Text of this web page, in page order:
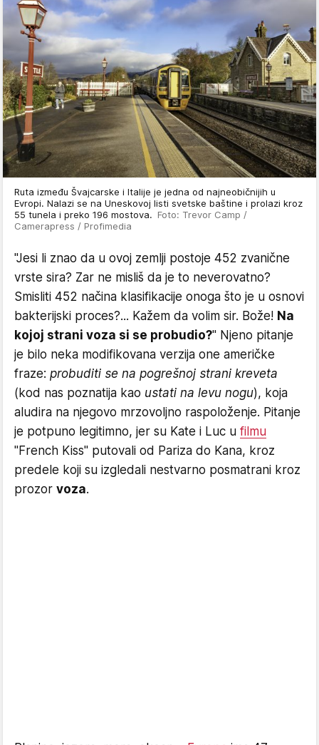
Ruta između Švajcarske i Italije je jedna od najneobičnijih u
Evropi. Nalazi se na Uneskovoj listi svetske baštine i prolazi kroz
55 tunela i preko 196 mostova. Foto: Trevor Camp /
Camerapress / Profimedia
"Jesi li znao da u ovoj zemlji postoje 452 zvanične
vrste sira? Zar ne misliš da je to neverovatno?
Smisliti 452 načina klasifikacije onoga što je u osnovi
bakterijski proces?... Kažem da volim sir. Bože! Na
kojoj strani voza si se probudio?" Njeno pitanje
je bilo neka modifikovana verzija one američke
fraze: probuditi se na pogrešnoj strani kreveta
(kod nas poznatija kao ustati na levu nogu), koja
aludira na njegovo mrzovoljno raspoloženje. Pitanje
je potpuno legitimno, jer su Kate i Luc u filmu
"French Kiss" putovali od Pariza do Kana, kroz
predele koji su izgledali nestvarno posmatrani kroz
prozor voza.